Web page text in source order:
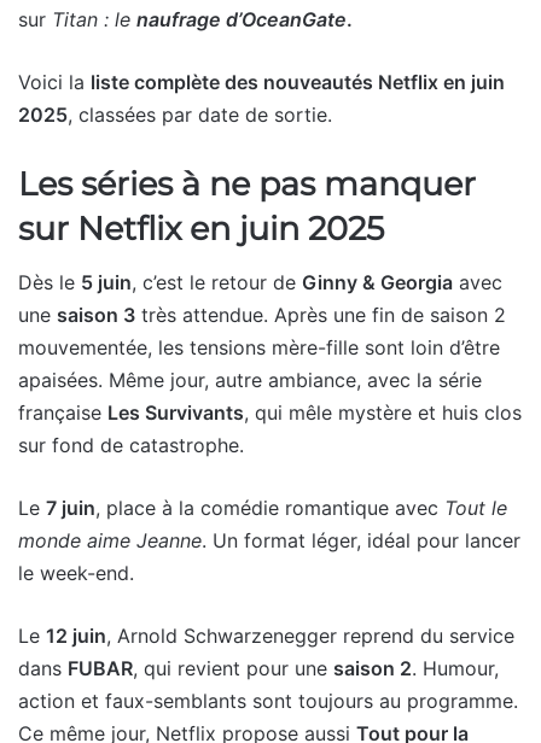
sur Titan : le naufrage d’OceanGate.
Voici la liste complète des nouveautés Netflix en juin
2025, classées par date de sortie.
Les séries à ne pas manquer
sur Netflix en juin 2025
Dès le 5 juin, c’est le retour de Ginny & Georgia avec
une saison 3 très attendue. Après une fin de saison 2
mouvementée, les tensions mère-fille sont loin d’être
apaisées. Même jour, autre ambiance, avec la série
française Les Survivants, qui mêle mystère et huis clos
sur fond de catastrophe.
Le 7 juin, place à la comédie romantique avec Tout le
monde aime Jeanne. Un format léger, idéal pour lancer
le week-end.
Le 12 juin, Arnold Schwarzenegger reprend du service
dans FUBAR, qui revient pour une saison 2. Humour,
action et faux-semblants sont toujours au programme.
Ce même jour, Netflix propose aussi Tout pour la